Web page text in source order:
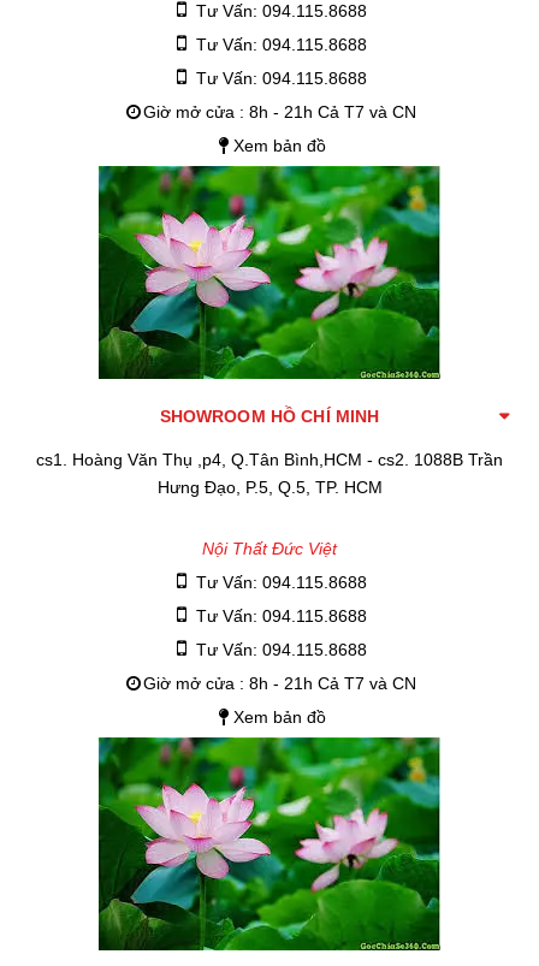
Tư Vấn: 094.115.8688
Tư Vấn: 094.115.8688
Tư Vấn: 094.115.8688
Giờ mở cửa : 8h - 21h Cả T7 và CN
Xem bản đồ
SHOWROOM HỒ CHÍ MINH
cs1. Hoàng Văn Thụ ,p4, Q.Tân Bình,HCM - cs2. 1088B Trần
Hưng Đạo, P.5, Q.5, TP. HCM
Nội Thất Đức Việt
Tư Vấn: 094.115.8688
Tư Vấn: 094.115.8688
Tư Vấn: 094.115.8688
Giờ mở cửa : 8h - 21h Cả T7 và CN
Xem bản đồ